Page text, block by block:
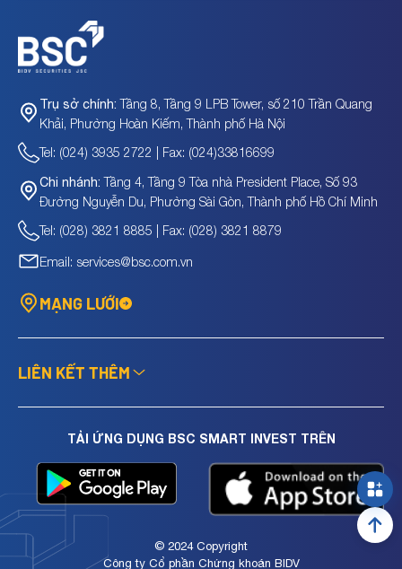
Trụ sở chính: Tầng 8, Tầng 9 LPB Tower, số 210 Trần Quang
Khải, Phường Hoàn Kiếm, Thành phố Hà Nội
Tel: (024) 3935 2722 | Fax: (024)33816699
Chi nhánh: Tầng 4, Tầng 9 Tòa nhà President Place, Số 93
Đường Nguyễn Du, Phường Sài Gòn, Thành phố Hồ Chí Minh
Tel: (028) 3821 8885 | Fax: (028) 3821 8879
Email: services@bsc.com.vn
MẠNG LƯỚI
LIÊN KẾT THÊM
TẢI ỨNG DỤNG BSC SMART INVEST TRÊN
© 2024 Copyright
Công ty Cổ phần Chứng khoán BIDV